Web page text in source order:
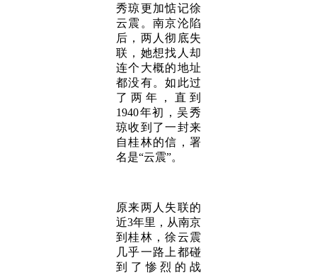
秀琼更加惦记徐
云震。南京沦陷
后，两人彻底失
联，她想找人却
连个大概的地址
都没有。如此过
了两年，直到
1940年初，吴秀
琼收到了一封来
自桂林的信，署
名是“云震”。
原来两人失联的
近3年里，从南京
到桂林，徐云震
几乎一路上都碰
到了惨烈的战